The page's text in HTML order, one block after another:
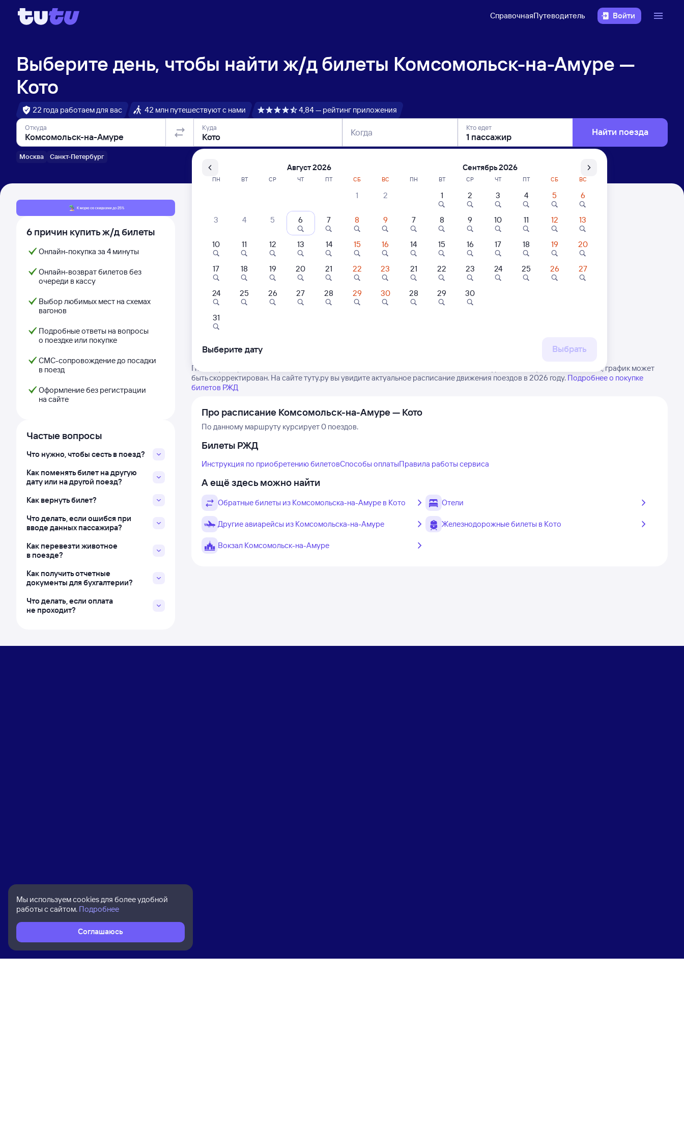
СправочнаяПутеводитель Войти
Выберите день, чтобы найти ж/д билеты Комсомольск-на-Амуре —
Кото
22 года работаем для вас 42 млн путешествуют с нами 4,84 — рейтинг приложения
Откуда
Москва Санкт-Петербург
Куда Когда Кто едет Найти поезда
6 причин купить ж/д билеты
Онлайн-покупка за 4 минуты
Онлайн-возврат билетов без
очереди в кассу
Выбор любимых мест на схемах
вагонов
Подробные ответы на вопросы
о поездке или покупке
СМС-сопровождение до посадки
в поезд
Оформление без регистрации
на сайте
Частые вопросы
Что нужно, чтобы сесть в поезд?
Как поменять билет на другую
дату или на другой поезд?
Как вернуть билет?
Что делать, если ошибся при
вводе данных пассажира?
Как перевезти животное
в поезде?
Как получить отчетные
документы для бухгалтерии?
Что делать, если оплата
не проходит?
Расписание поездов Комсомольск-на-Амуре — Кото
Нет рейсов по этому маршруту
Посмотрите расписание поездов дальнего следования РЖД из Комсомольска-на-Амуре в Кото. Будьте внимательны, график может
быть скорректирован. На сайте туту.ру вы увидите актуальное расписание движения поездов в 2026 году. Подробнее о покупке
билетов РЖД
Про расписание Комсомольск-на-Амуре — Кото
По данному маршруту курсирует 0 поездов.
Билеты РЖД
Инструкция по приобретению билетовСпособы оплатыПравила работы сервиса
А ещё здесь можно найти
Обратные билеты из Комсомольска-на-Амуре в Кото Отели
Другие авиарейсы из Комсомольска-на-Амуре Железнодорожные билеты в Кото
Вокзал Комсомольск-на-Амуре
Мы используем cookies для более удобной
работы с сайтом. Подробнее
Соглашаюсь
Август 2026
ПН ВТ СР ЧТ ПТ СБ ВС
1 2
3 4 5 6 7 8 9
10 11 12 13 14 15 16
17 18 19 20 21 22 23
24 25 26 27 28 29 30
31
Сентябрь 2026
ПН ВТ СР ЧТ ПТ СБ ВС
1 2 3 4 5 6
7 8 9 10 11 12 13
14 15 16 17 18 19 20
21 22 23 24 25 26 27
28 29 30
Выберите дату Выбрать